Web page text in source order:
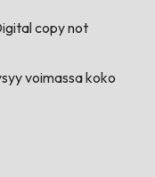
copy not
voimassa koko